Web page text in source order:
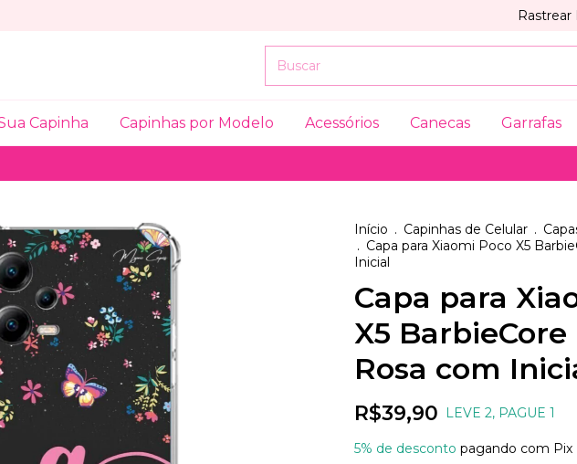
Rastrear
Capinha Capinhas por Modelo Acessórios Canecas Garrafas
Início . Capinhas de Celular .
. Capa para Xiaomi Poco X5
Inicial
Capa para
X5 BarbieCore
Rosa com
R$39,90 LEVE 2, PAGUE 1
5% de desconto pagando com Pix